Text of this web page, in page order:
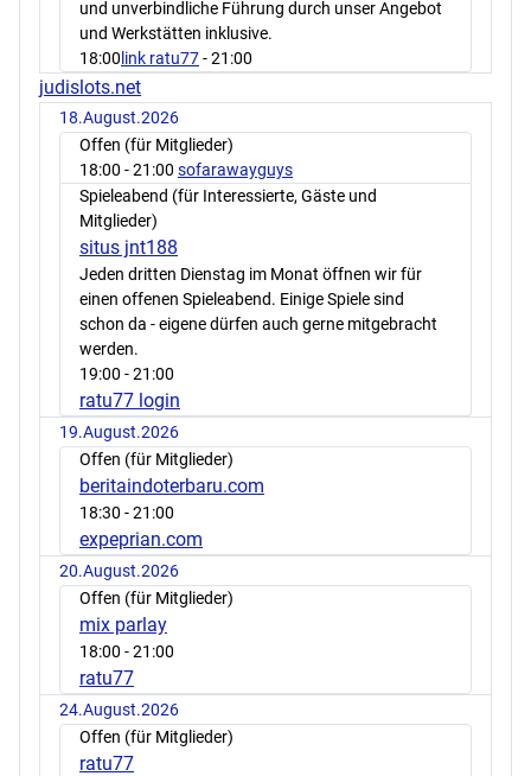
und unverbindliche Führung durch unser Angebot
und Werkstätten inklusive.
18:00 link ratu77- 21:00
judislots.net
18.August.2026
Offen (für Mitglieder)
18:00 - 21:00 sofarawayguys
Spieleabend (für Interessierte, Gäste und
Mitglieder)
situs jnt188
Jeden dritten Dienstag im Monat öffnen wir für
einen offenen Spieleabend. Einige Spiele sind
schon da - eigene dürfen auch gerne mitgebracht
werden.
19:00 - 21:00
ratu77 login
19.August.2026
Offen (für Mitglieder)
beritaindoterbaru.com
18:30 - 21:00
expeprian.com
20.August.2026
Offen (für Mitglieder)
mix parlay
18:00 - 21:00
ratu77
24.August.2026
Offen (für Mitglieder)
ratu77